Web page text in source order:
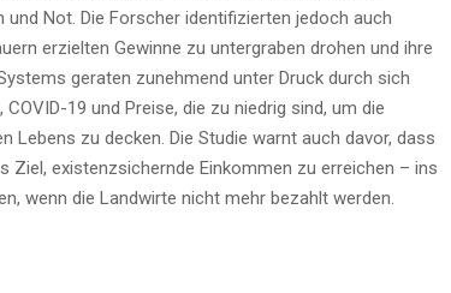
Not. Die Forscher identifizierten jedoch auch
erzielten Gewinne zu untergraben drohen und ihre
geraten zunehmend unter Druck durch sich
19 und Preise, die zu niedrig sind, um die
zu decken. Die Studie warnt auch davor, dass
existenzsichernde Einkommen zu erreichen – ins
wenn die Landwirte nicht mehr bezahlt werden.